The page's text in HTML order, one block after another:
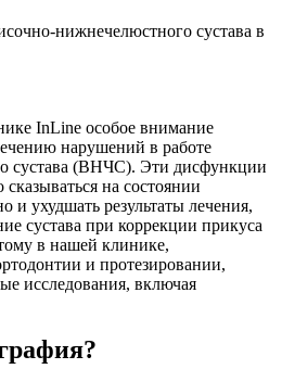
нижнечелюстного сустава в
InLine особое внимание
нарушений в работе
сустава (ВНЧС). Эти дисфункции
на состоянии
и ухудшать результаты лечения,
сустава при коррекции прикуса
в нашей клинике,
и протезировании,
исследования, включая